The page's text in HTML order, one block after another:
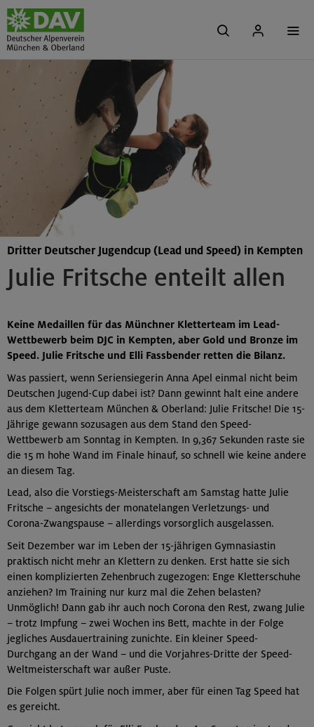
Julie Fritsche enteilt allen
Dritter Deutscher Jugendcup (Lead und Speed) in Kempten
Keine Medaillen für das Münchner Kletterteam im Lead-
Wettbewerb beim DJC in Kempten, aber Gold und Bronze im
Speed. Julie Fritsche und Elli Fassbender retten die Bilanz.
Was passiert, wenn Seriensiegerin Anna Apel einmal nicht beim
Deutschen Jugend-Cup dabei ist? Dann gewinnt halt eine andere
aus dem Kletterteam München & Oberland: Julie Fritsche! Die 15-
Jährige gewann sozusagen aus dem Stand den Speed-
Wettbewerb am Sonntag in Kempten. In 9,367 Sekunden raste sie
die 15 m hohe Wand im Finale hinauf, so schnell wie keine andere
an diesem Tag.
Lead, also die Vorstiegs-Meisterschaft am Samstag hatte Julie
Fritsche – angesichts der monatelangen Verletzungs- und
Corona-Zwangspause – allerdings vorsorglich ausgelassen.
Seit Dezember war im Leben der 15-jährigen Gymnasiastin
praktisch nicht mehr an Klettern zu denken. Erst hatte sie sich
einen komplizierten Zehenbruch zugezogen: Enge Kletterschuhe
anziehen? Im Training nur kurz mal die Zehen belasten?
Unmöglich! Dann gab ihr auch noch Corona den Rest, zwang Julie
– trotz Impfung – zwei Wochen ins Bett, machte in der Folge
jegliches Ausdauertraining zunichte. Ein kleiner Speed-
Durchgang an der Wand – und die Vorjahres-Dritte der Speed-
Weltmeisterschaft war außer Puste.
Die Folgen spürt Julie noch immer, aber für einen Tag Speed hat
es gereicht.